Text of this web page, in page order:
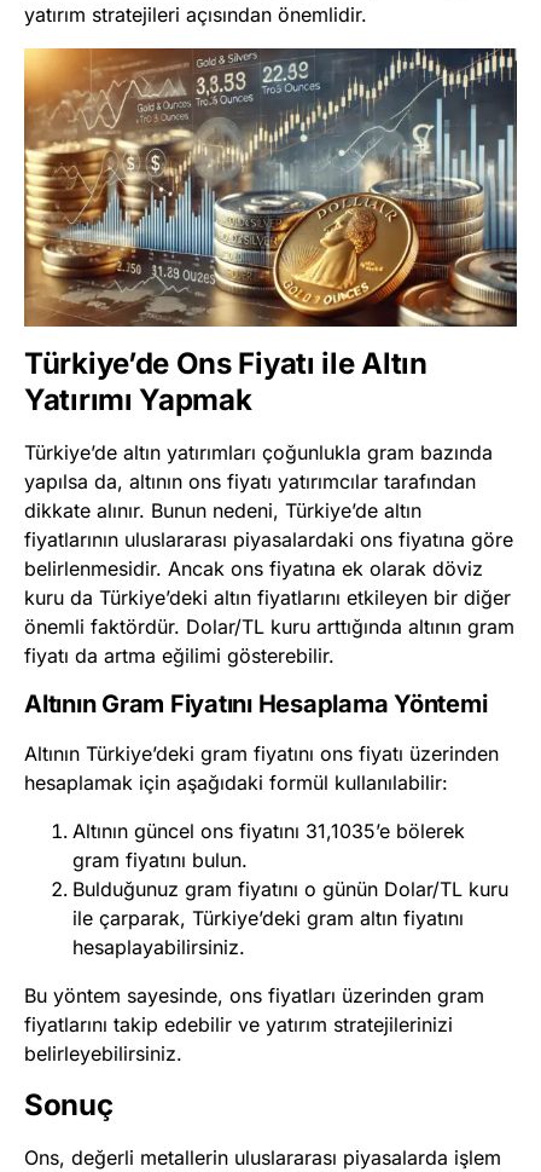
yatırım stratejileri açısından önemlidir.
Türkiye’de Ons Fiyatı ile Altın
Yatırımı Yapmak
Türkiye’de altın yatırımları çoğunlukla gram bazında
yapılsa da, altının ons fiyatı yatırımcılar tarafından
dikkate alınır. Bunun nedeni, Türkiye’de altın
fiyatlarının uluslararası piyasalardaki ons fiyatına göre
belirlenmesidir. Ancak ons fiyatına ek olarak döviz
kuru da Türkiye’deki altın fiyatlarını etkileyen bir diğer
önemli faktördür. Dolar/TL kuru arttığında altının gram
fiyatı da artma eğilimi gösterebilir.
Altının Gram Fiyatını Hesaplama Yöntemi
Altının Türkiye’deki gram fiyatını ons fiyatı üzerinden
hesaplamak için aşağıdaki formül kullanılabilir:
Altının güncel ons fiyatını 31,1035’e bölerek
gram fiyatını bulun.
Bulduğunuz gram fiyatını o günün Dolar/TL kuru
ile çarparak, Türkiye’deki gram altın fiyatını
hesaplayabilirsiniz.
Bu yöntem sayesinde, ons fiyatları üzerinden gram
fiyatlarını takip edebilir ve yatırım stratejilerinizi
belirleyebilirsiniz.
Sonuç
Ons, değerli metallerin uluslararası piyasalarda işlem